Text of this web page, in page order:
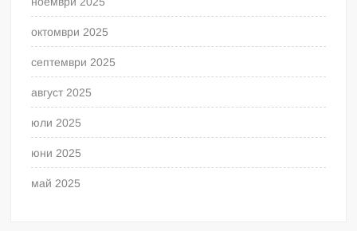
октомври 2025
септември 2025
август 2025
юли 2025
юни 2025
май 2025